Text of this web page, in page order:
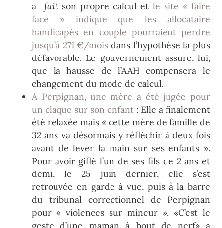
a fait son propre calcul etle site « faire
face » indique que les allocataire
handicapés en couple pourraient perdre
jusqu’à 271 €/mois dans l’hypothèse la plus
défavorable. Le gouvernement assure, lui,
que la hausse de l’AAH compensera le
changement du mode de calcul.
A Perpignan, une mère a été jugée pour
un claque sur son enfant : Elle a finalement
été relaxée mais « cette mère de famille de
32 ans va désormais y réfléchir à deux fois
avant de lever la main sur ses enfants ».
Pour avoir giflé l’un de ses fils de 2 ans et
demi, le 25 juin dernier, elle s’est
retrouvée en garde à vue, puis à la barre
du tribunal correctionnel de Perpignan
pour « violences sur mineur ». «C’est le
geste d’une maman à bout de nerf» a